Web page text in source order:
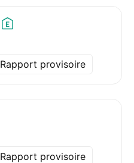
Rapport provisoire
Rapport provisoire